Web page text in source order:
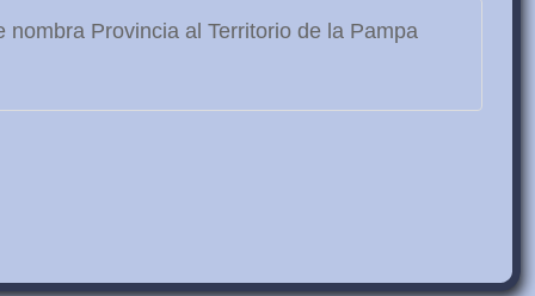
nombra Provincia al Territorio de la Pampa